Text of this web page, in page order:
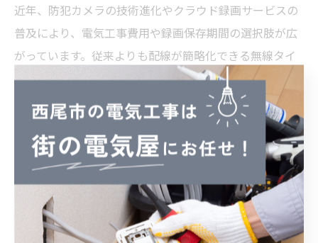
近年、防犯カメラの技術進化やクラウド録画サービスの
普及により、電気工事費用や録画保存期間の選択肢が広
がっています。従来よりも配線が簡略化できる無線タイ
プや、初期費用を抑えられるサブスクリプション型のサ
ービスも登場し、ニーズに応じた柔軟な設置が可能とな
りました。
一方で、長期間の保存や高画質録画を希望する場合は、
依然として大容量ストレージや安定した電源工事が必要
です。最新の動向を踏まえ、費用だけでなく運用面やセ
キュリティ性も総合的に比較検討することが、長く安心